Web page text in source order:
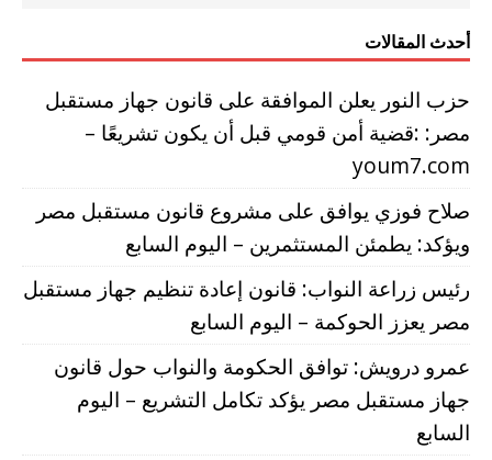
أحدث المقالات
حزب النور يعلن الموافقة على قانون جهاز مستقبل
مصر: :قضية أمن قومي قبل أن يكون تشريعًا –
youm7.com
صلاح فوزي يوافق على مشروع قانون مستقبل مصر
ويؤكد: يطمئن المستثمرين – اليوم السابع
رئيس زراعة النواب: قانون إعادة تنظيم جهاز مستقبل
مصر يعزز الحوكمة – اليوم السابع
عمرو درويش: توافق الحكومة والنواب حول قانون
جهاز مستقبل مصر يؤكد تكامل التشريع – اليوم
السابع